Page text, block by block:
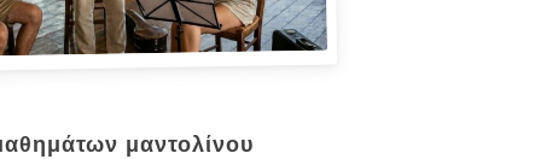
μαντολίνου